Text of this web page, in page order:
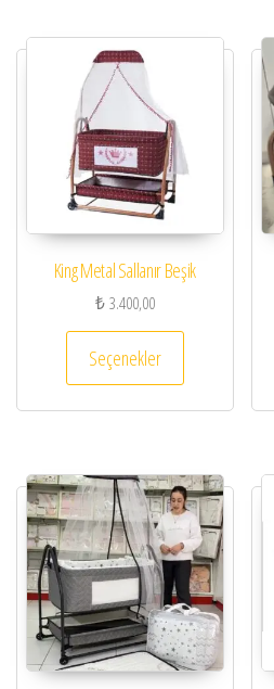
King Metal Sallanır Beşik
₺3.400,00
Seçenekler
Bu ürünün